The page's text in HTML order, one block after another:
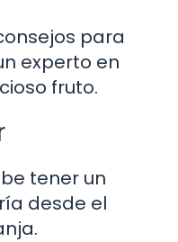
para
experto en
fruto.
tener un
desde el